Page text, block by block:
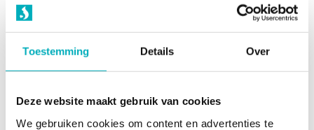
Toestemming Details Over
Deze website maakt gebruik van cookies
We gebruiken cookies om content en advertenties te
over het retourproces is nagedacht, en niks is fijner dan
ontzorgd worden in de kraamweek. Dank voor de goede
service en zorg!
Olga - Team Bevallingsbaden
Gerrie Mol